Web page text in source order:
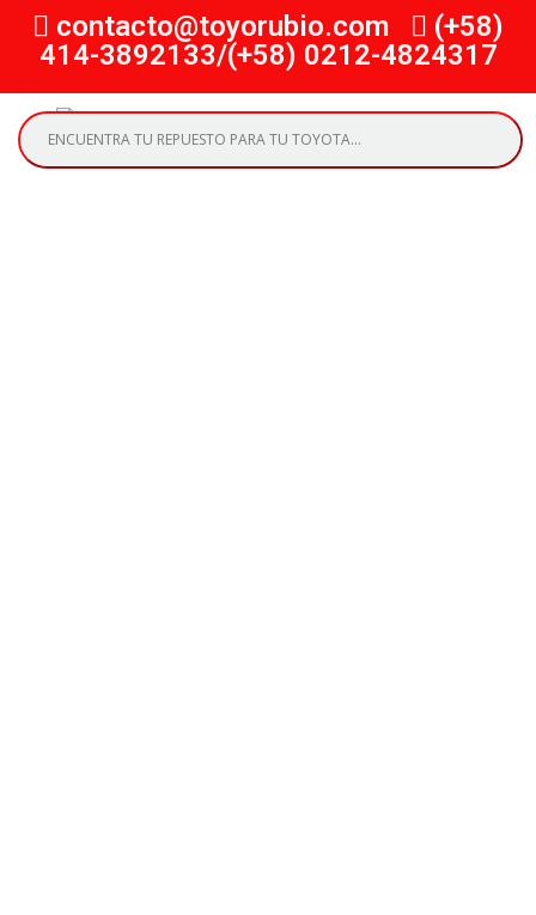
contacto@toyorubio.com
(+58)
414-3892133/(+58) 0212-4824317